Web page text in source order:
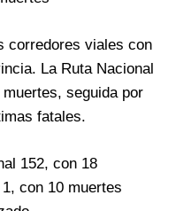
corredores viales con
La Ruta Nacional
seguida por
fatales.
152, con 18
con 10 muertes